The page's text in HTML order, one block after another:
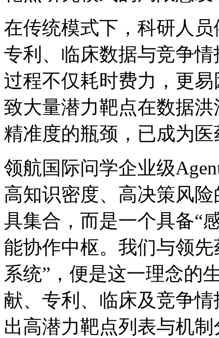
在传统模式下，科研人员
专利、临床数据与竞争
过程不仅耗时费力，更
致大量潜力靶点在数据
精准度的瓶颈，已成
领航国际问学企业级Agent
高知识密度、高决策
具集合，而是一个具
能协作中枢。我们与领
系统”，便是这一理念的
献、专利、临床及竞
出高潜力靶点列表与机制